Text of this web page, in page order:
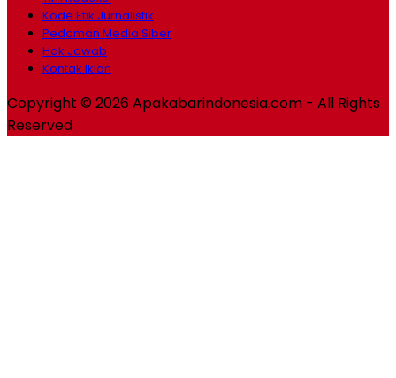
Kode Etik Jurnalistik
Pedoman Media Siber
Hak Jawab
Kontak Iklan
Copyright © 2026 Apakabarindonesia.com - All Rights
Reserved